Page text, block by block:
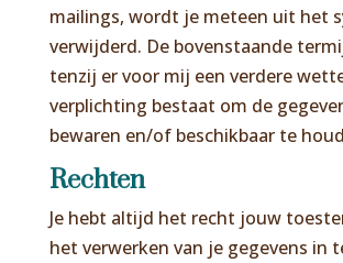
mailings, wordt je meteen uit het
verwijderd. De bovenstaande
tenzij er voor mij een verdere
verplichting bestaat om de
bewaren en/of beschikbaar te
Rechten
Je hebt altijd het recht jouw
het verwerken van je gegevens in